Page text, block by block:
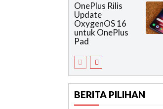
OnePlus Rilis
Update
OxygenOS 16
untuk OnePlus
Pad
BERITA PILIHAN